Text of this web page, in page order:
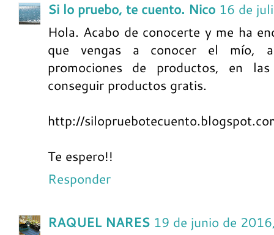
Si lo pruebo, te cuento. Nico 16 de
Hola. Acabo de conocerte y me ha
que vengas a conocer el mío,
promociones de productos, en
conseguir productos gratis.
http://
Te espero!!
Responder
RAQUEL NARES 19 de junio de